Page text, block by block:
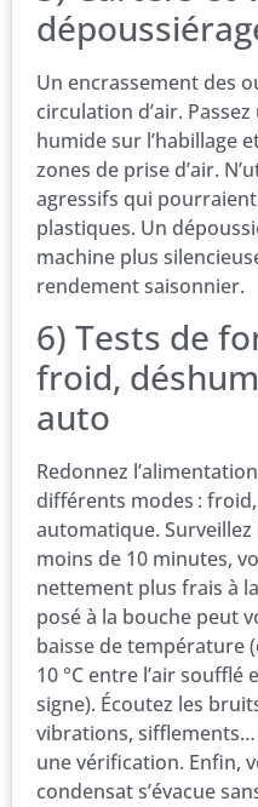
Un encrassement des
circulation d’air.
humide sur l’habillage
zones de prise d’air.
agressifs qui
plastiques. Un
machine plus
rendement saisonnier.
6) Tests de
froid,
auto
Redonnez
différents modes :
automatique.
moins de 10 minutes,
nettement plus frais à
posé à la bouche peut
baisse de température
10 °C entre l’air soufflé
signe). Écoutez les
vibrations,
une vérification. Enfin,
condensat s’évacue